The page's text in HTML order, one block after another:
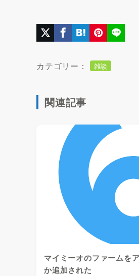
カテゴリー： 雑談
関連記事
マイミーオのファームを
か追加された